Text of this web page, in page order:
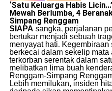
‘Satu Keluarga Habis
Mewah Berlumba, 4
Simpang Renggam
SIAPA sangka, perjalanan
bertukar menjadi sebuah
menyayat hati.
berkecai dalam sekelip
terkorban serentak dalam
melibatkan lima buah
Renggam-Simpang
​Lebih memilukan, insiden